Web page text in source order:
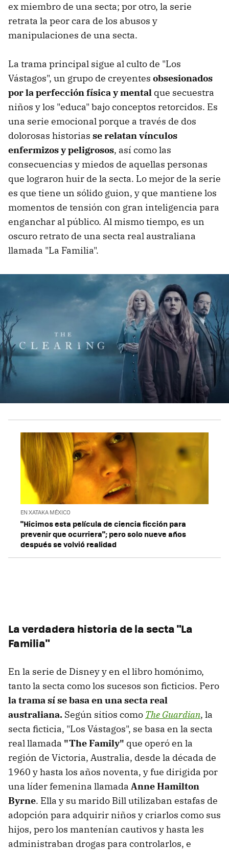
ex miembro de una secta; por otro, la serie
retrata la peor cara de los abusos y
manipulaciones de una secta.
La trama principal sigue al culto de "Los
Vástagos", un grupo de creyentes obsesionados
por la perfección física y mental que secuestra
niños y los "educa" bajo conceptos retorcidos. Es
una serie emocional porque a través de dos
dolorosas historias se relatan vínculos
enfermizos y peligrosos, así como las
consecuencias y miedos de aquellas personas
que lograron huir de la secta. Lo mejor de la serie
es que tiene un sólido guion, y que mantiene los
momentos de tensión con gran inteligencia para
enganchar al público. Al mismo tiempo, es un
oscuro retrato de una secta real australiana
llamada "La Familia".
EN XATAKA MÉXICO
"Hicimos esta película de ciencia ficción para
prevenir que ocurriera"; pero solo nueve años
después se volvió realidad
La verdadera historia de la secta "La
Familia"
En la serie de Disney y en el libro homónimo,
tanto la secta como los sucesos son ficticios. Pero
la trama sí se basa en una secta real
australiana. Según sitios como The Guardian, la
secta ficticia, "Los Vástagos", se basa en la secta
real llamada "The Family" que operó en la
región de Victoria, Australia, desde la década de
1960 y hasta los años noventa, y fue dirigida por
una líder femenina llamada Anne Hamilton
Byrne. Ella y su marido Bill utilizaban estafas de
adopción para adquirir niños y criarlos como sus
hijos, pero los mantenían cautivos y hasta les
administraban drogas para controlarlos, e